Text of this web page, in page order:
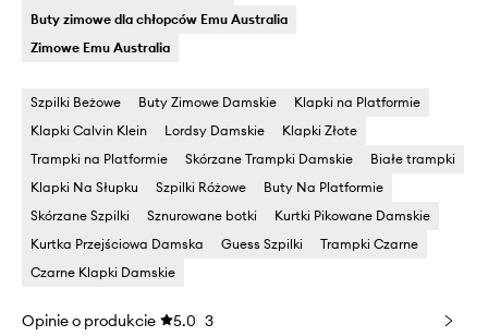
Buty zimowe dla chłopców Emu Australia
Zimowe Emu Australia
Szpilki Beżowe Buty Zimowe Damskie
Klapki na Platformie
Klapki Calvin Klein
Lordsy Damskie
Klapki Złote
Trampki na Platformie
Skórzane Trampki Damskie
Białe trampki
Klapki Na Słupku
Szpilki Różowe
Buty Na Platformie
Skórzane Szpilki
Sznurowane botki
Kurtki Pikowane Damskie
Kurtka Przejściowa Damska
Guess Szpilki
Trampki Czarne
Czarne Klapki Damskie
Opinie o produkcie 5.0 3